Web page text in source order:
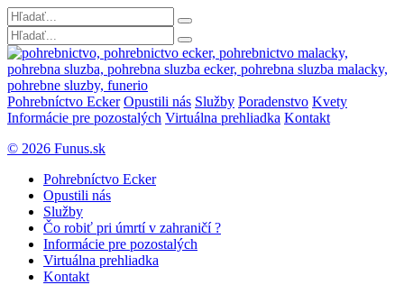
Pohrebníctvo Ecker Opustili nás Služby Poradenstvo Kvety
Informácie pre pozostalých Virtuálna prehliadka Kontakt
© 2026 Funus.sk
Pohrebníctvo Ecker
Opustili nás
Služby
Čo robiť pri úmrtí v zahraničí ?
Informácie pre pozostalých
Virtuálna prehliadka
Kontakt